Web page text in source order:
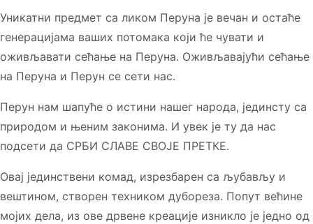
Уникатни предмет са ликом Перуна је вечан и остаће
генерацијама ваших потомака који ће чувати и
оживљавати сећање на Перуна. Оживљавајући сећање
на Перуна и Перун се сети нас.
Перун нам шапуће о истини нашег народа, јединсту са
природом и њеним законима. И увек је ту да нас
подсети да СРБИ СЛАВЕ СВОЈЕ ПРЕТКЕ.
Овај јединствени комад, изрезбарен сa љубављу и
вештином, створен техником дубореза. Попут већине
мојих дела, из ове дрвене креације изникло је једно од